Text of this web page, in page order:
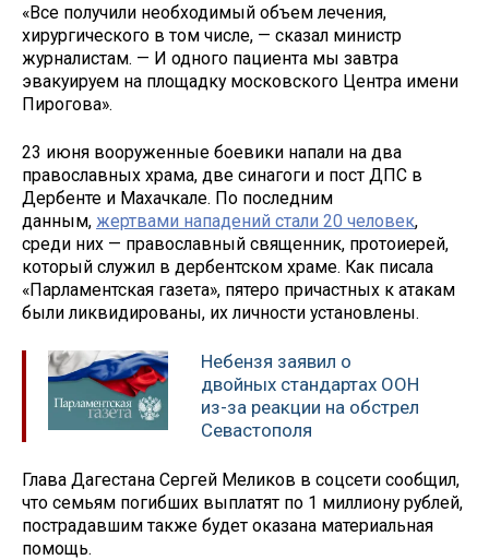
«Все получили необходимый объем лечения,
хирургического в том числе, — сказал министр
журналистам. — И одного пациента мы завтра
эвакуируем на площадку московского Центра имени
Пирогова».
23 июня вооруженные боевики напали на два
православных храма, две синагоги и пост ДПС в
Дербенте и Махачкале. По последним
данным, жертвами нападений стали 20 человек,
среди них — православный священник, протоиерей,
который служил в дербентском храме. Как писала
«Парламентская газета», пятеро причастных к атакам
были ликвидированы, их личности установлены.
Небензя заявил о
двойных стандартах ООН
из-за реакции на обстрел
Севастополя
Глава Дагестана Сергей Меликов в соцсети сообщил,
что семьям погибших выплатят по 1 миллиону рублей,
пострадавшим также будет оказана материальная
помощь.